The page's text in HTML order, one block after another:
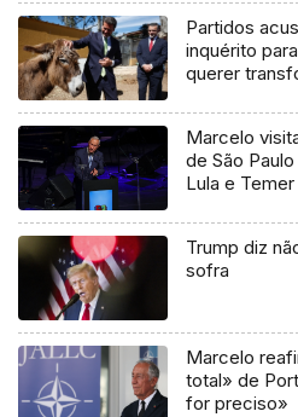
Partidos
inquérito
querer
Marcelo
de São
Lula e Temer
Trump diz
sofra
Marcelo
total» de
for preciso»